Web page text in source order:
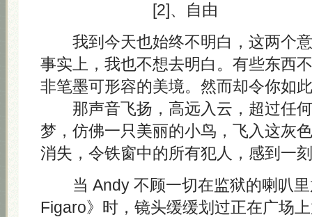
[2]、自由
我到今天也始终不明白，这两个意
事实上，我也不想去明白。有些东西
非笔墨可形容的美境。然而却令你如
那声音飞扬，高远入云，超过任何
梦，仿佛一只美丽的小鸟，飞入这灰
消失，令铁窗中的所有犯人，感到一
当 Andy 不顾一切在监狱的喇叭里
Figaro》时，镜头缓缓划过正在广场